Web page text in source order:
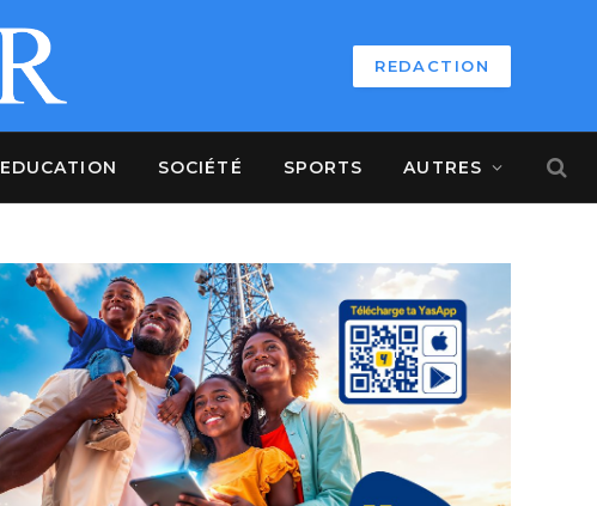
REDACTION
EDUCATION SOCIÉTÉ SPORTS AUTRES